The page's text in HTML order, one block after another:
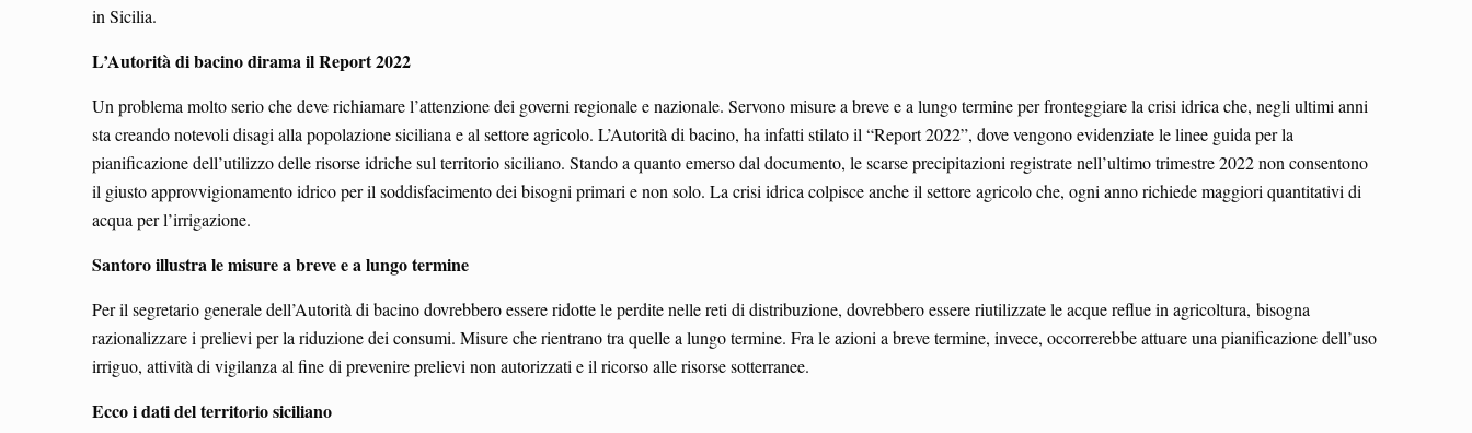
in Sicilia.
L’Autorità di bacino dirama il Report 2022
Un problema molto serio che deve richiamare l’attenzione dei governi regionale e nazionale. Servono misure a breve e a lungo termine per fronteggiare la crisi idrica che, negli ultimi anni
sta creando notevoli disagi alla popolazione siciliana e al settore agricolo. L’Autorità di bacino, ha infatti stilato il “Report 2022”, dove vengono evidenziate le linee guida per la
pianificazione dell’utilizzo delle risorse idriche sul territorio siciliano. Stando a quanto emerso dal documento, le scarse precipitazioni registrate nell’ultimo trimestre 2022 non consentono
il giusto approvvigionamento idrico per il soddisfacimento dei bisogni primari e non solo. La crisi idrica colpisce anche il settore agricolo che, ogni anno richiede maggiori quantitativi di
acqua per l’irrigazione.
Santoro illustra le misure a breve e a lungo termine
Per il segretario generale dell’Autorità di bacino dovrebbero essere ridotte le perdite nelle reti di distribuzione, dovrebbero essere riutilizzate le acque reflue in agricoltura, bisogna
razionalizzare i prelievi per la riduzione dei consumi. Misure che rientrano tra quelle a lungo termine. Fra le azioni a breve termine, invece, occorrerebbe attuare una pianificazione dell’uso
irriguo, attività di vigilanza al fine di prevenire prelievi non autorizzati e il ricorso alle risorse sotterranee.
Ecco i dati del territorio siciliano